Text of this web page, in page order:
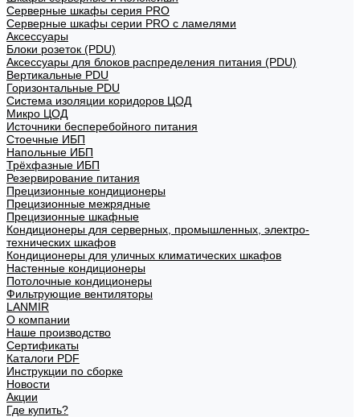
Серверные шкафы серия PRO
Серверные шкафы серии PRO с ламелями
Аксессуары
Блоки розеток (PDU)
Аксессуары для блоков распределения питания (PDU)
Вертикальные PDU
Горизонтальные PDU
Система изоляции коридоров ЦОД
Микро ЦОД
Источники бесперебойного питания
Стоечные ИБП
Напольные ИБП
Трёхфазные ИБП
Резервирование питания
Прецизионные кондиционеры
Прецизионные межрядные
Прецизионные шкафные
Кондиционеры для серверных, промышленных, электро-
технических шкафов
Кондиционеры для уличных климатических шкафов
Настенные кондиционеры
Потолочные кондиционеры
Фильтрующие вентиляторы
LANMIR
О компании
Наше производство
Сертификаты
Каталоги PDF
Инструкции по сборке
Новости
Акции
Где купить?